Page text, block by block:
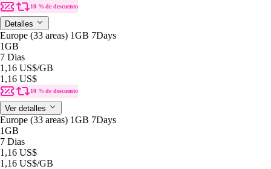
10 % de descuento
Detalles
Europe (33 areas) 1GB 7Days
1GB
7 Dias
1,16 US$/GB
1,16 US$
10 % de descuento
Ver detalles
Europe (33 areas) 1GB 7Days
1GB
7 Dias
1,16 US$
1,16 US$/GB